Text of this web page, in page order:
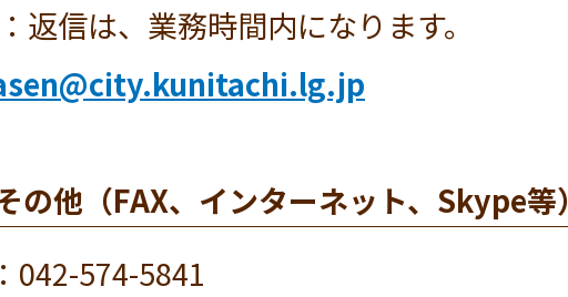
返信は、業務時間内になります。
の他（FAX、インターネット、Skype等）
042-574-5841